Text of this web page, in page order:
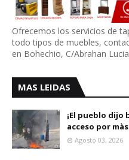
Ofrecemos los servicios de
todo tipos de muebles,
en Bohechio, C/Abrahan
MAS LEIDAS
¡El pueblo dijo
acceso por
Agosto 03, 2026